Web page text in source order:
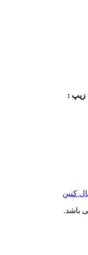
زیپ :
کنین
باشد.